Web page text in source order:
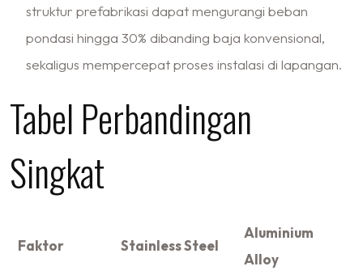
struktur prefabrikasi dapat mengurangi beban
pondasi hingga 30% dibanding baja konvensional,
sekaligus mempercepat proses instalasi di lapangan.
Tabel Perbandingan
Singkat
Faktor Stainless Steel
Aluminium
Alloy